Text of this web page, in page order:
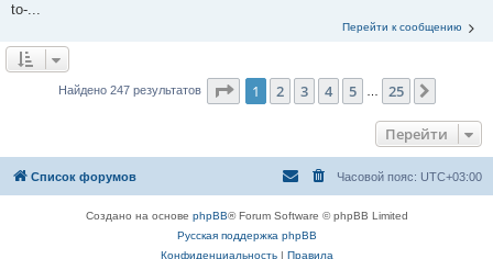
to-...
Перейти к сообщению
Найдено 247 результатов Страница из 25
1 2 3 4 5 25
Перейти
Список форумов Часовой пояс: UTC+03:00
Создано на основе phpBB® Forum Software © phpBB Limited
Русская поддержка phpBB
Конфиденциальность| Правила